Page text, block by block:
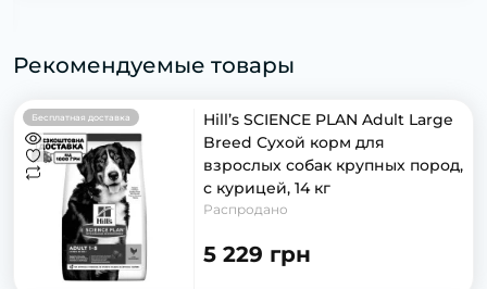
Рекомендуемые товары
Бесплатная доставка
Hill’s SCIENCE PLAN Adult Large
Breed Сухой корм для
взрослых собак крупных пород,
с курицей, 14 кг
Распродано
5 229 грн